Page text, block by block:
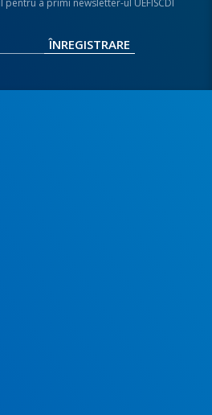
a primi newsletter-ul UEFISCDI